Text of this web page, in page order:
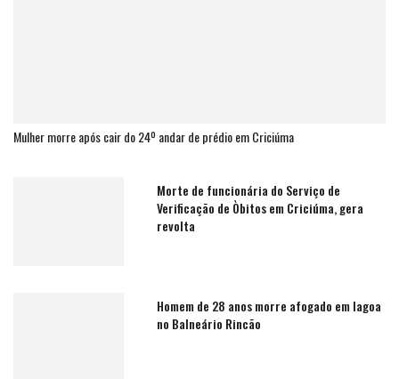
Mulher morre após cair do 24º andar de prédio em Criciúma
Morte de funcionária do Serviço de
Verificação de Òbitos em Criciúma, gera
revolta
Homem de 28 anos morre afogado em lagoa
no Balneário Rincão